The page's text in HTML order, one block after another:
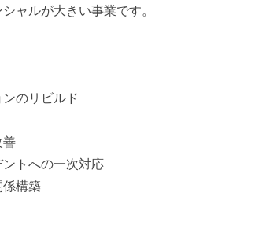
ャルが大きい事業です。
のリビルド
善
トへの一次対応
構築